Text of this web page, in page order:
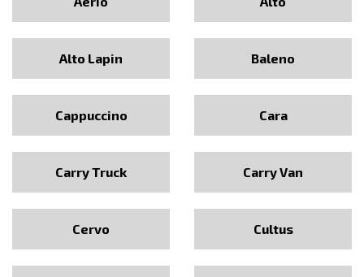
Alto Lapin Baleno
Cappuccino Cara
Carry Truck Carry Van
Cervo Cultus